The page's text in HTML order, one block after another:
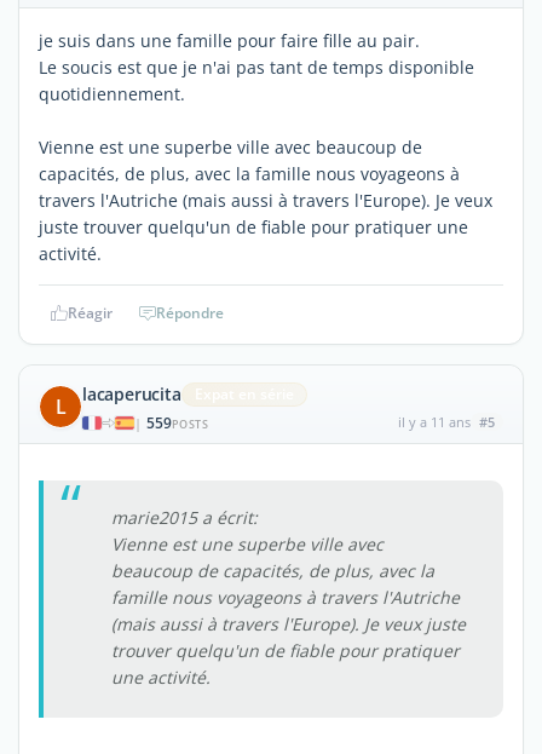
je suis dans une famille pour faire fille au pair.
Le soucis est que je n'ai pas tant de temps disponible
quotidiennement.
Vienne est une superbe ville avec beaucoup de
capacités, de plus, avec la famille nous voyageons à
travers l'Autriche (mais aussi à travers l'Europe). Je veux
juste trouver quelqu'un de fiable pour pratiquer une
activité.
Réagir Répondre
L lacaperucita Expat en série
| 559POSTS il y a 11 ans #5
marie2015 a écrit:
Vienne est une superbe ville avec
beaucoup de capacités, de plus, avec la
famille nous voyageons à travers l'Autriche
(mais aussi à travers l'Europe). Je veux juste
trouver quelqu'un de fiable pour pratiquer
une activité.